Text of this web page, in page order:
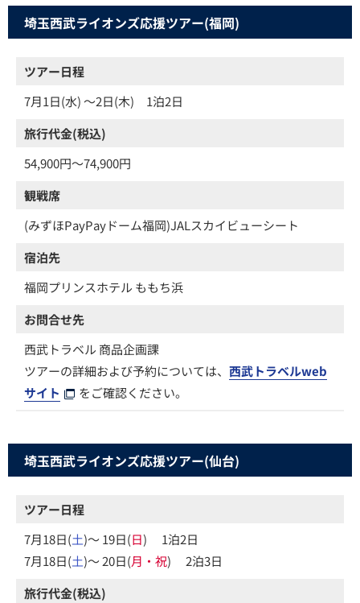
埼玉西武ライオンズ応援ツアー(福岡)
ツアー日程
7月1日(水) ～2日(木) 1泊2日
旅行代金(税込)
54,900円～74,900円
観戦席
(みずほPayPayドーム福岡)JALスカイビューシート
宿泊先
福岡プリンスホテル ももち浜
お問合せ先
西武トラベル 商品企画課
ツアーの詳細および予約については、 西武トラベルweb
サイト
をご確認ください。
埼玉西武ライオンズ応援ツアー(仙台)
ツアー日程
7月18日(土)～ 19日(日) 1泊2日
7月18日(土)～ 20日(月・祝) 2泊3日
旅行代金(税込)